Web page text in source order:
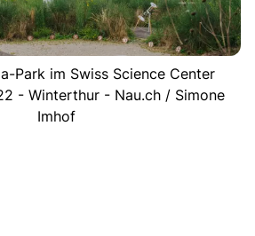
Park im Swiss Science Center
- Winterthur - Nau.ch / Simone
Imhof